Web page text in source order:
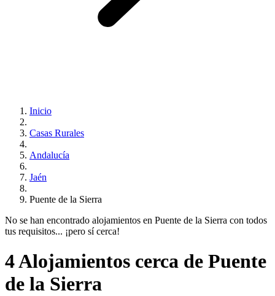
Inicio
Casas Rurales
Andalucía
Jaén
Puente de la Sierra
No se han encontrado alojamientos en Puente de la Sierra con todos
tus requisitos... ¡pero sí cerca!
4 Alojamientos cerca de Puente
de la Sierra